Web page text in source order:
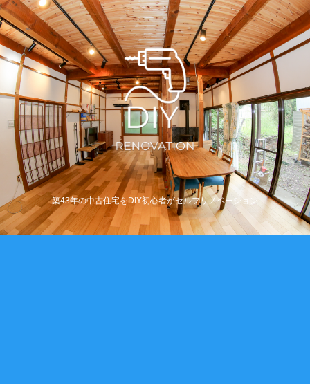
築43年の中古住宅をDIY初心者がセルフリノベーション